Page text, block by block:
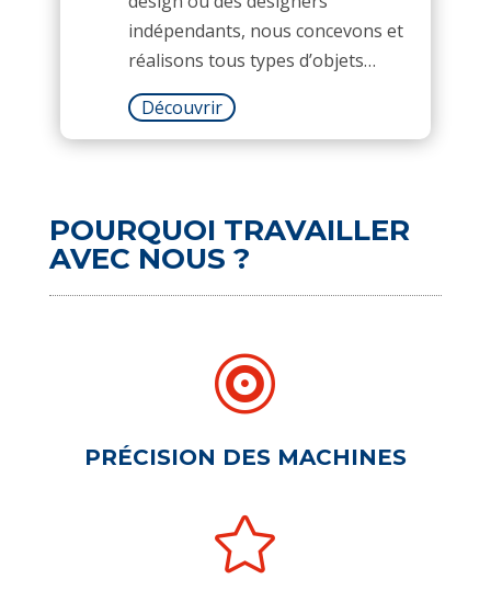
indépendants, nous concevons et
réalisons tous types d’objets…
Découvrir
POURQUOI TRAVAILLER
AVEC NOUS ?

PRÉCISION DES MACHINES
